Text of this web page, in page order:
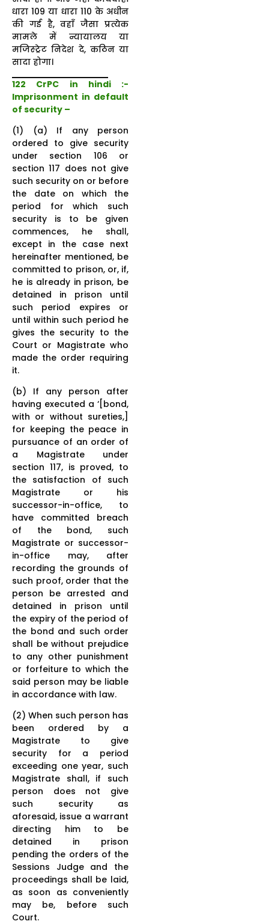
धारा 109 या धारा 110 के अधीन
की गई है, वहाँ जैसा प्रत्येक
मामले में न्यायालय या
मजिस्ट्रेट निदेश दे, कठिन या
सादा होगा।
122 CrPC in hindi :-
Imprisonment in default
of security –
(1) (a) If any person
ordered to give security
under section 106 or
section 117 does not give
such security on or before
the date on which the
period for which such
security is to be given
commences, he shall,
except in the case next
hereinafter mentioned, be
committed to prison, or, if,
he is already in prison, be
detained in prison until
such period expires or
until within such period he
gives the security to the
Court or Magistrate who
made the order requiring
it.
(b) If any person after
having executed a ‘[bond,
with or without sureties,]
for keeping the peace in
pursuance of an order of
a Magistrate under
section 117, is proved, to
the satisfaction of such
Magistrate or his
successor-in-office, to
have committed breach
of the bond, such
Magistrate or successor-
in-office may, after
recording the grounds of
such proof, order that the
person be arrested and
detained in prison until
the expiry of the period of
the bond and such order
shall be without prejudice
to any other punishment
or forfeiture to which the
said person may be liable
in accordance with law.
(2) When such person has
been ordered by a
Magistrate to give
security for a period
exceeding one year, such
Magistrate shall, if such
person does not give
such security as
aforesaid, issue a warrant
directing him to be
detained in prison
pending the orders of the
Sessions Judge and the
proceedings shall be laid,
as soon as conveniently
may be, before such
Court.